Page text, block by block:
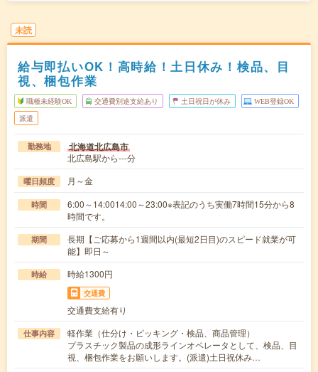
未読
給与即払いOK！高時給！土日休み！検品、目
視、梱包作業
職種未経験OK 交通費別途支給あり 土日祝日が休み WEB登録OK
派遣
勤務地 北海道北広島市
北広島駅から---分
曜日頻度 月～金
時間
6:00～14:0014:00～23:00※表記のうち実働7時間15分から8
時間です。
期間
長期【ご応募から1週間以内(最短2日目)のスピード就業が可
能】即日～
時給 時給1300円
交通費
交通費支給有り
仕事内容
軽作業（仕分け・ピッキング・検品、商品管理）
プラスチック製品の成形ラインオペレータとして、検品、目
視、梱包作業をお願いします。(派遣)土日祝休み…